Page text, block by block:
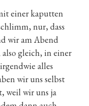
einer kaputten
nur, dass
wir am Abend
also gleich, in einer
alles
wir uns selbst
weil wir uns ja